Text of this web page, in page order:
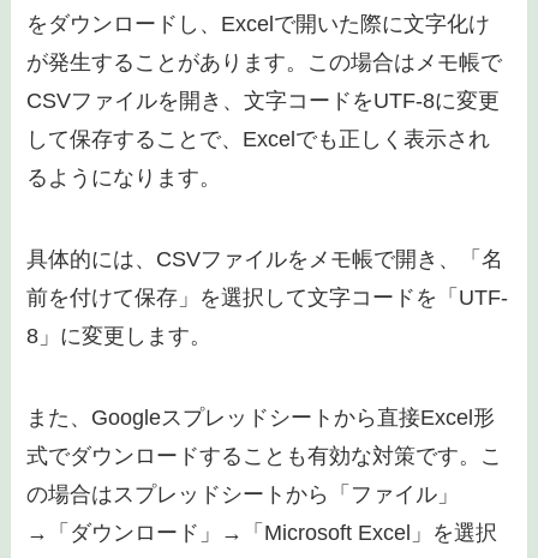
をダウンロードし、Excelで開いた際に文字化け
が発生することがあります。この場合はメモ帳で
CSVファイルを開き、文字コードをUTF-8に変更
して保存することで、Excelでも正しく表示され
るようになります。
具体的には、CSVファイルをメモ帳で開き、「名
前を付けて保存」を選択して文字コードを「UTF-
8」に変更します。
また、Googleスプレッドシートから直接Excel形
式でダウンロードすることも有効な対策です。こ
の場合はスプレッドシートから「ファイル」
→「ダウンロード」→「Microsoft Excel」を選択